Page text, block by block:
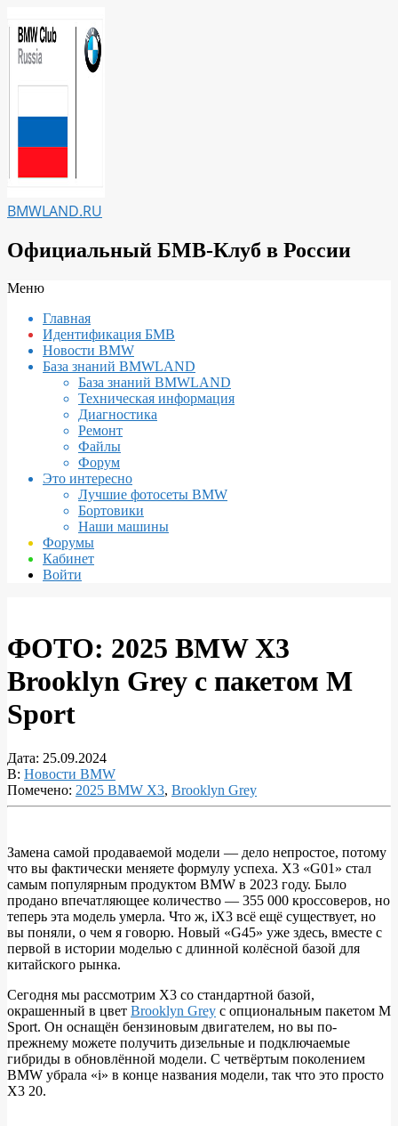
к
содержимому
BMWLAND.RU
Официальный БМВ-Клуб в России
Вторичное
навигации
Меню
Главная
Идентификация БМВ
Новости BMW
База знаний BMWLAND
База знаний BMWLAND
Техническая информация
Диагностика
Ремонт
Файлы
Форум
Это интересно
Лучшие фотосеты BMW
Бортовики
Наши машины
Форумы
Кабинет
Войти
ФОТО: 2025 BMW X3
Brooklyn Grey с пакетом M
Sport
Дата: 25.09.2024
В: Новости BMW
Помечено: 2025 BMW X3, Brooklyn Grey
ФОТО:
2025
BMW
X3
Brooklyn
Grey
с
пакетом
M
Sport
Замена самой продаваемой модели — дело непростое, потому
что вы фактически меняете формулу успеха. X3 «G01» стал
самым популярным продуктом BMW в 2023 году. Было
продано впечатляющее количество — 355 000 кроссоверов, но
теперь эта модель умерла. Что ж, iX3 всё ещё существует, но
вы поняли, о чем я говорю. Новый «G45» уже здесь, вместе с
первой в истории моделью с длинной колёсной базой для
китайского рынка.
Сегодня мы рассмотрим X3 со стандартной базой,
окрашенный в цвет Brooklyn Grey с опциональным пакетом M
Sport. Он оснащён бензиновым двигателем, но вы по-
прежнему можете получить дизельные и подключаемые
гибриды в обновлённой модели. С четвёртым поколением
BMW убрала «i» в конце названия модели, так что это просто
X3 20.